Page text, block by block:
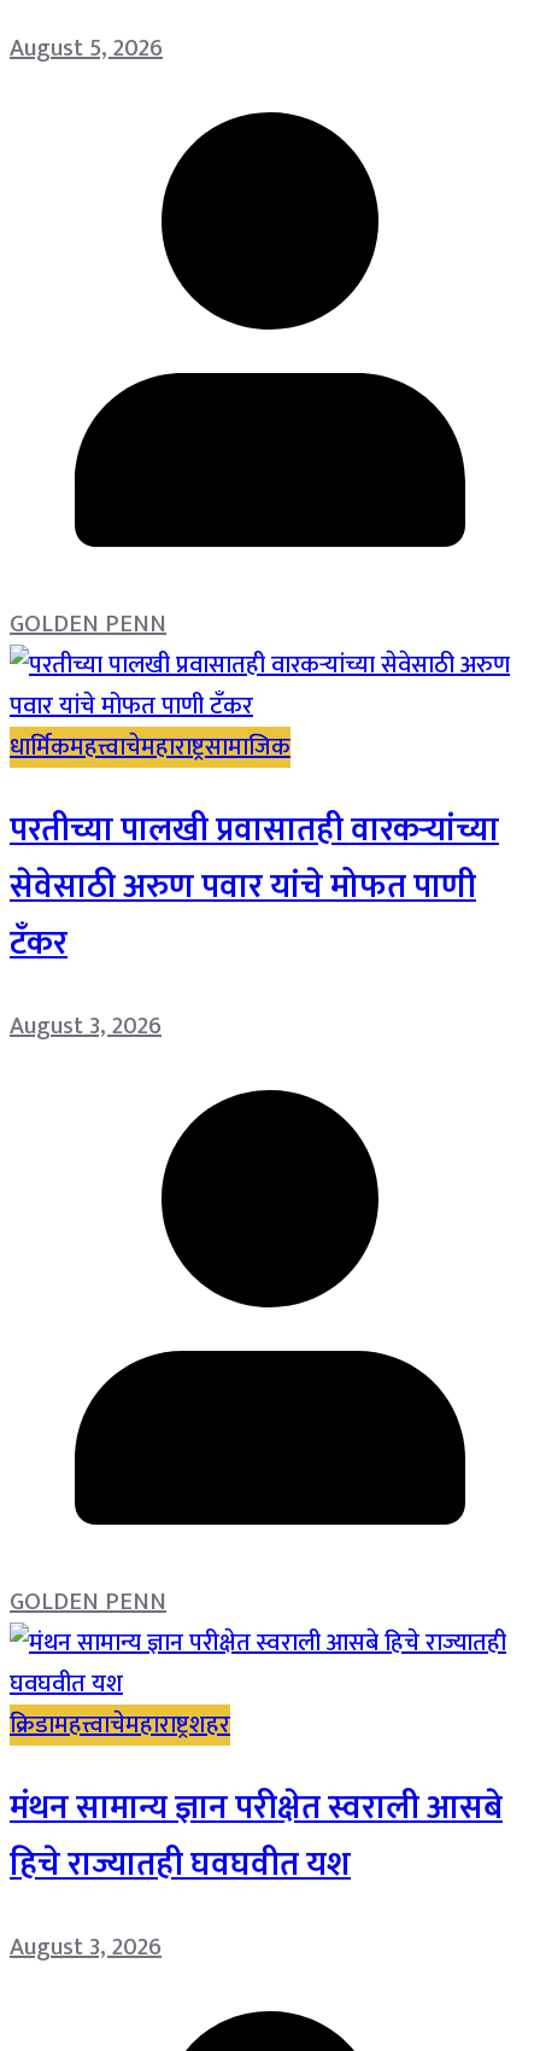
August 5, 2026
GOLDEN PENN
धार्मिकमहत्त्वाचेमहाराष्ट्रसामाजिक
परतीच्या पालखी प्रवासातही वारकऱ्यांच्या
सेवेसाठी अरुण पवार यांचे मोफत पाणी
टँकर
August 3, 2026
GOLDEN PENN
क्रिडामहत्त्वाचेमहाराष्ट्रशहर
मंथन सामान्य ज्ञान परीक्षेत स्वराली आसबे
हिचे राज्यातही घवघवीत यश
August 3, 2026